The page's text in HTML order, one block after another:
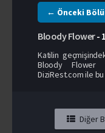
← Önceki
Bloody Flower-
Katilin
Bloody Flower
DiziRest.com ile
Diğer